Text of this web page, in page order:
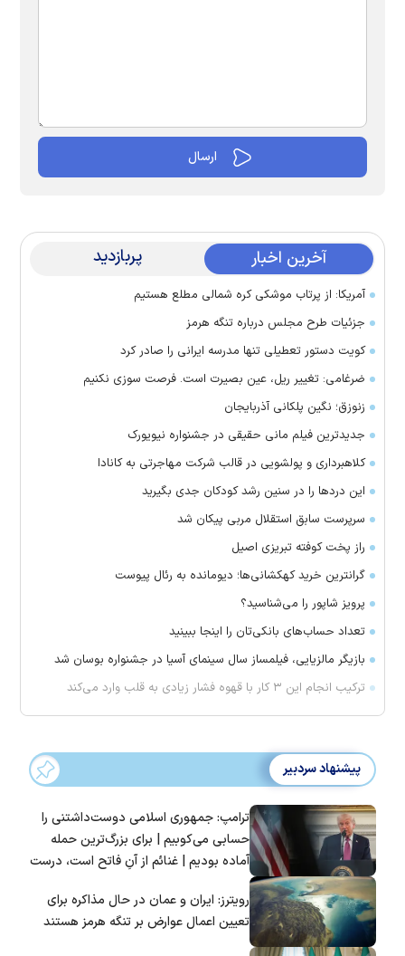
آخرین اخبار پربازدید
آمریکا: از پرتاب موشکی کره شمالی مطلع هستیم
جزئیات طرح مجلس درباره تنگه هرمز
کویت دستور تعطیلی تنها مدرسه ایرانی را صادر کرد
ضرغامی: تغییر ریل، عین بصیرت است. فرصت سوزی نکنیم
زنوزق؛ نگین پلکانی آذربایجان
جدیدترین فیلم مانی حقیقی در جشنواره نیویورک
کلاهبرداری و پولشویی در قالب شرکت مهاجرتی به کانادا
این درد‌ها را در سنین رشد کودکان جدی بگیرید
سرپرست سابق استقلال مربی پیکان شد
راز پخت کوفته تبریزی اصیل
گرانترین خرید کهکشانی‌ها؛ دیومانده به رئال پیوست
پرویز شاپور را می‌شناسید؟
تعداد حساب‌های بانکی‌تان را اینجا ببینید
بازیگر مالزیایی، فیلمساز سال سینمای آسیا در جشنواره بوسان شد
ترکیب انجام این ۳ کار با قهوه فشار زیادی به قلب وارد می‌کند
پیشنهاد سردبیر
ترامپ: جمهوری اسلامی دوست‌داشتنی را
حسابی می‌کوبیم | برای بزرگ‌ترین حمله
آماده بودیم | غنائم از آنِ فاتح است، درست
رویترز: ایران و عمان در حال مذاکره برای
تعیین اعمال عوارض بر تنگه هرمز هستند